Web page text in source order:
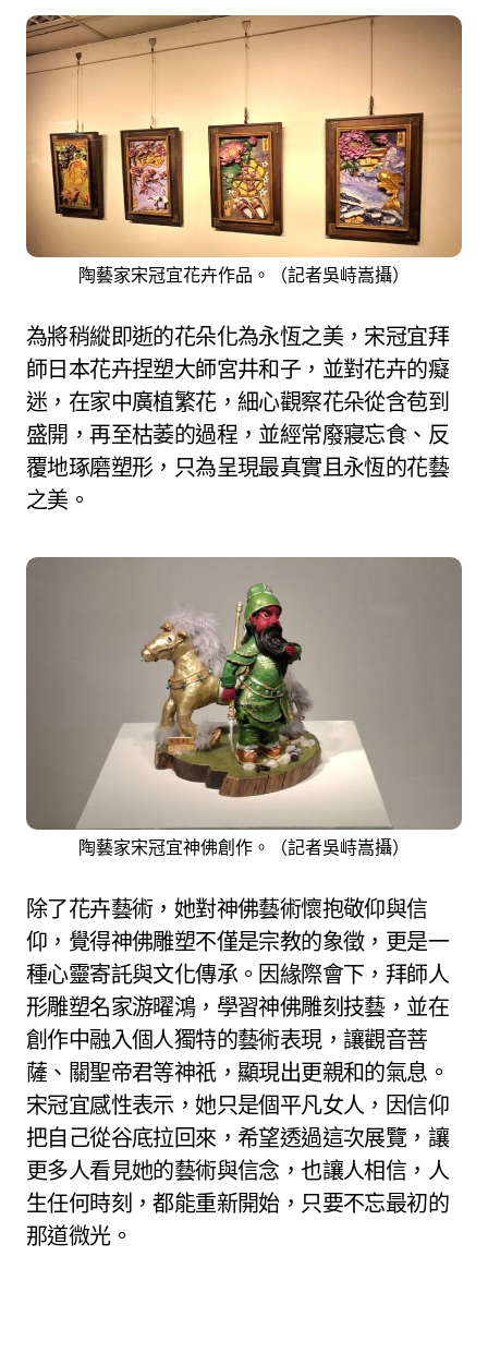
陶藝家宋冠宜花卉作品。（記者吳峙嵩攝）
為將稍縱即逝的花朵化為永恆之美，宋冠宜拜
師日本花卉捏塑大師宮井和子，並對花卉的癡
迷，在家中廣植繁花，細心觀察花朵從含苞到
盛開，再至枯萎的過程，並經常廢寢忘食、反
覆地琢磨塑形，只為呈現最真實且永恆的花藝
之美。
陶藝家宋冠宜神佛創作。（記者吳峙嵩攝）
除了花卉藝術，她對神佛藝術懷抱敬仰與信
仰，覺得神佛雕塑不僅是宗教的象徵，更是一
種心靈寄託與文化傳承。因緣際會下，拜師人
形雕塑名家游曜鴻，學習神佛雕刻技藝，並在
創作中融入個人獨特的藝術表現，讓觀音菩
薩、關聖帝君等神祇，顯現出更親和的氣息。
宋冠宜感性表示，她只是個平凡女人，因信仰
把自己從谷底拉回來，希望透過這次展覽，讓
更多人看見她的藝術與信念，也讓人相信，人
生任何時刻，都能重新開始，只要不忘最初的
那道微光。